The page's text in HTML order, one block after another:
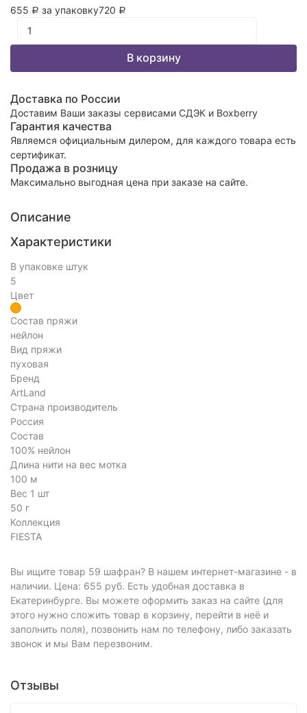
655 Р за упаковку720 Р
В корзину
Доставка по России
Доставим Ваши заказы сервисами СДЭК и Boxberry
Гарантия качества
Являемся официальным дилером, для каждого товара есть
сертификат.
Продажа в розницу
Максимально выгодная цена при заказе на сайте.
Описание
Характеристики
В упаковке штук
5
Цвет
Состав пряжи
нейлон
Вид пряжи
пуховая
Бренд
ArtLand
Страна производитель
Россия
Состав
100% нейлон
Длина нити на вес мотка
100 м
Вес 1 шт
50 г
Коллекция
FIESTA
Вы ищите товар 59 шафран? В нашем интернет-магазине - в
наличии. Цена: 655 руб. Есть удобная доставка в
Екатеринбурге. Вы можете оформить заказ на сайте (для
этого нужно сложить товар в корзину, перейти в неё и
заполнить поля), позвонить нам по телефону, либо заказать
звонок и мы Вам перезвоним.
Отзывы